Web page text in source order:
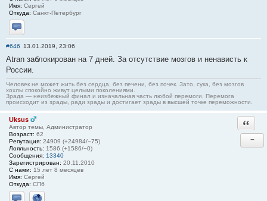
Имя: Сергей
Откуда: Санкт-Петербург
Отправить личное сообщение
#646 13.01.2019, 23:06
Atran заблокирован на 7 дней. За отсутствие мозгов и ненависть к
России.
Человек не может жить без сердца, без печени, без почек. Зато, сука, без мозгов
хохлы спокойно живут целыми поколениями.
Зрада — неизбежный финал и изначальная часть любой перемоги. Перемога
происходит из зрады, ради зрады и достигает зрады в высшей точке переможности.
Uksus
Автор темы, Администратор
Возраст: 62
Репутация: 24909 (+24984/−75)
Лояльность: 1586 (+1586/−0)
Сообщения: 13340
Зарегистрирован: 20.11.2010
С нами: 15 лет 8 месяцев
Имя: Сергей
Откуда: СПб
−